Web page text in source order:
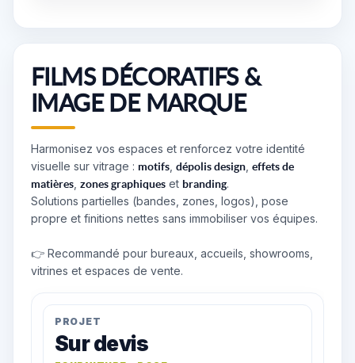
FILMS DÉCORATIFS &
IMAGE DE MARQUE
Harmonisez vos espaces et renforcez votre identité
visuelle sur vitrage : motifs dépolis design effets de
matières zones graphiques et branding.
Solutions partielles (bandes, zones, logos), pose
propre et finitions nettes sans immobiliser vos équipes.
👉 Recommandé pour bureaux, accueils, showrooms,
vitrines et espaces de vente.
PROJET
Sur devis